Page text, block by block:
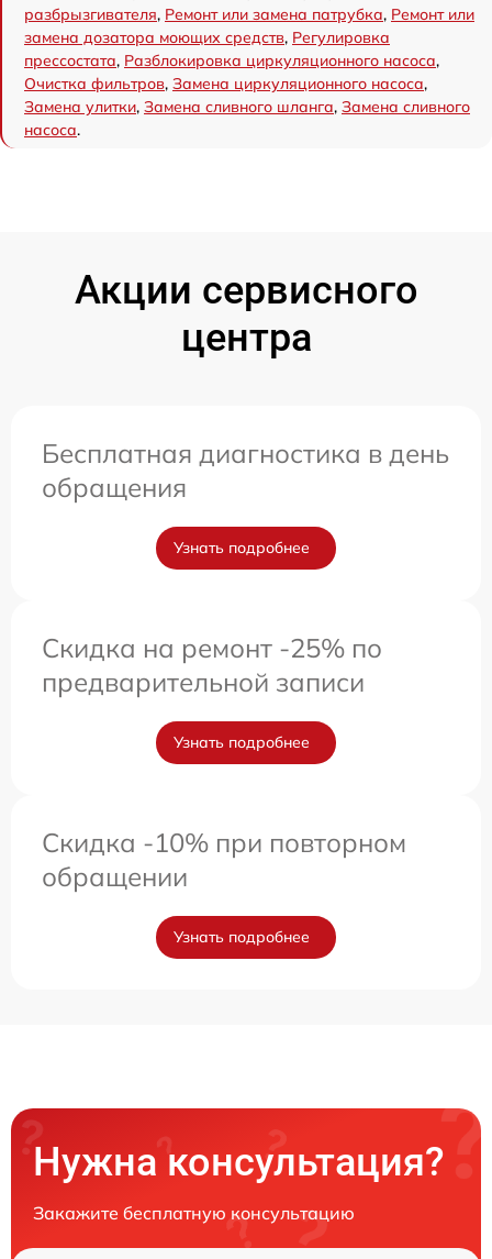
разбрызгивателя, Ремонт или замена патрубка, Ремонт или
замена дозатора моющих средств, Регулировка
прессостата, Разблокировка циркуляционного насоса,
Очистка фильтров, Замена циркуляционного насоса,
Замена улитки, Замена сливного шланга, Замена сливного
насоса.
Акции сервисного
центра
Бесплатная диагностика в день
обращения
Узнать подробнее
Скидка на ремонт -25% по
предварительной записи
Узнать подробнее
Скидка -10% при повторном
обращении
Узнать подробнее
Нужна консультация?
Закажите бесплатную консультацию